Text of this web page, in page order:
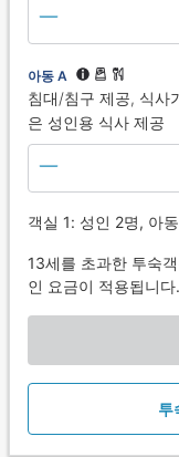
아동 A
침대/침구 제공, 식사
은 성인용 식사 제공
객실 1: 성인 2명, 아
13세를 초과한 투숙
인 요금이 적용됩니다.
투